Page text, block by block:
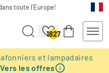
toute l'Europe!
1827
et lampadaires
Vers les offres